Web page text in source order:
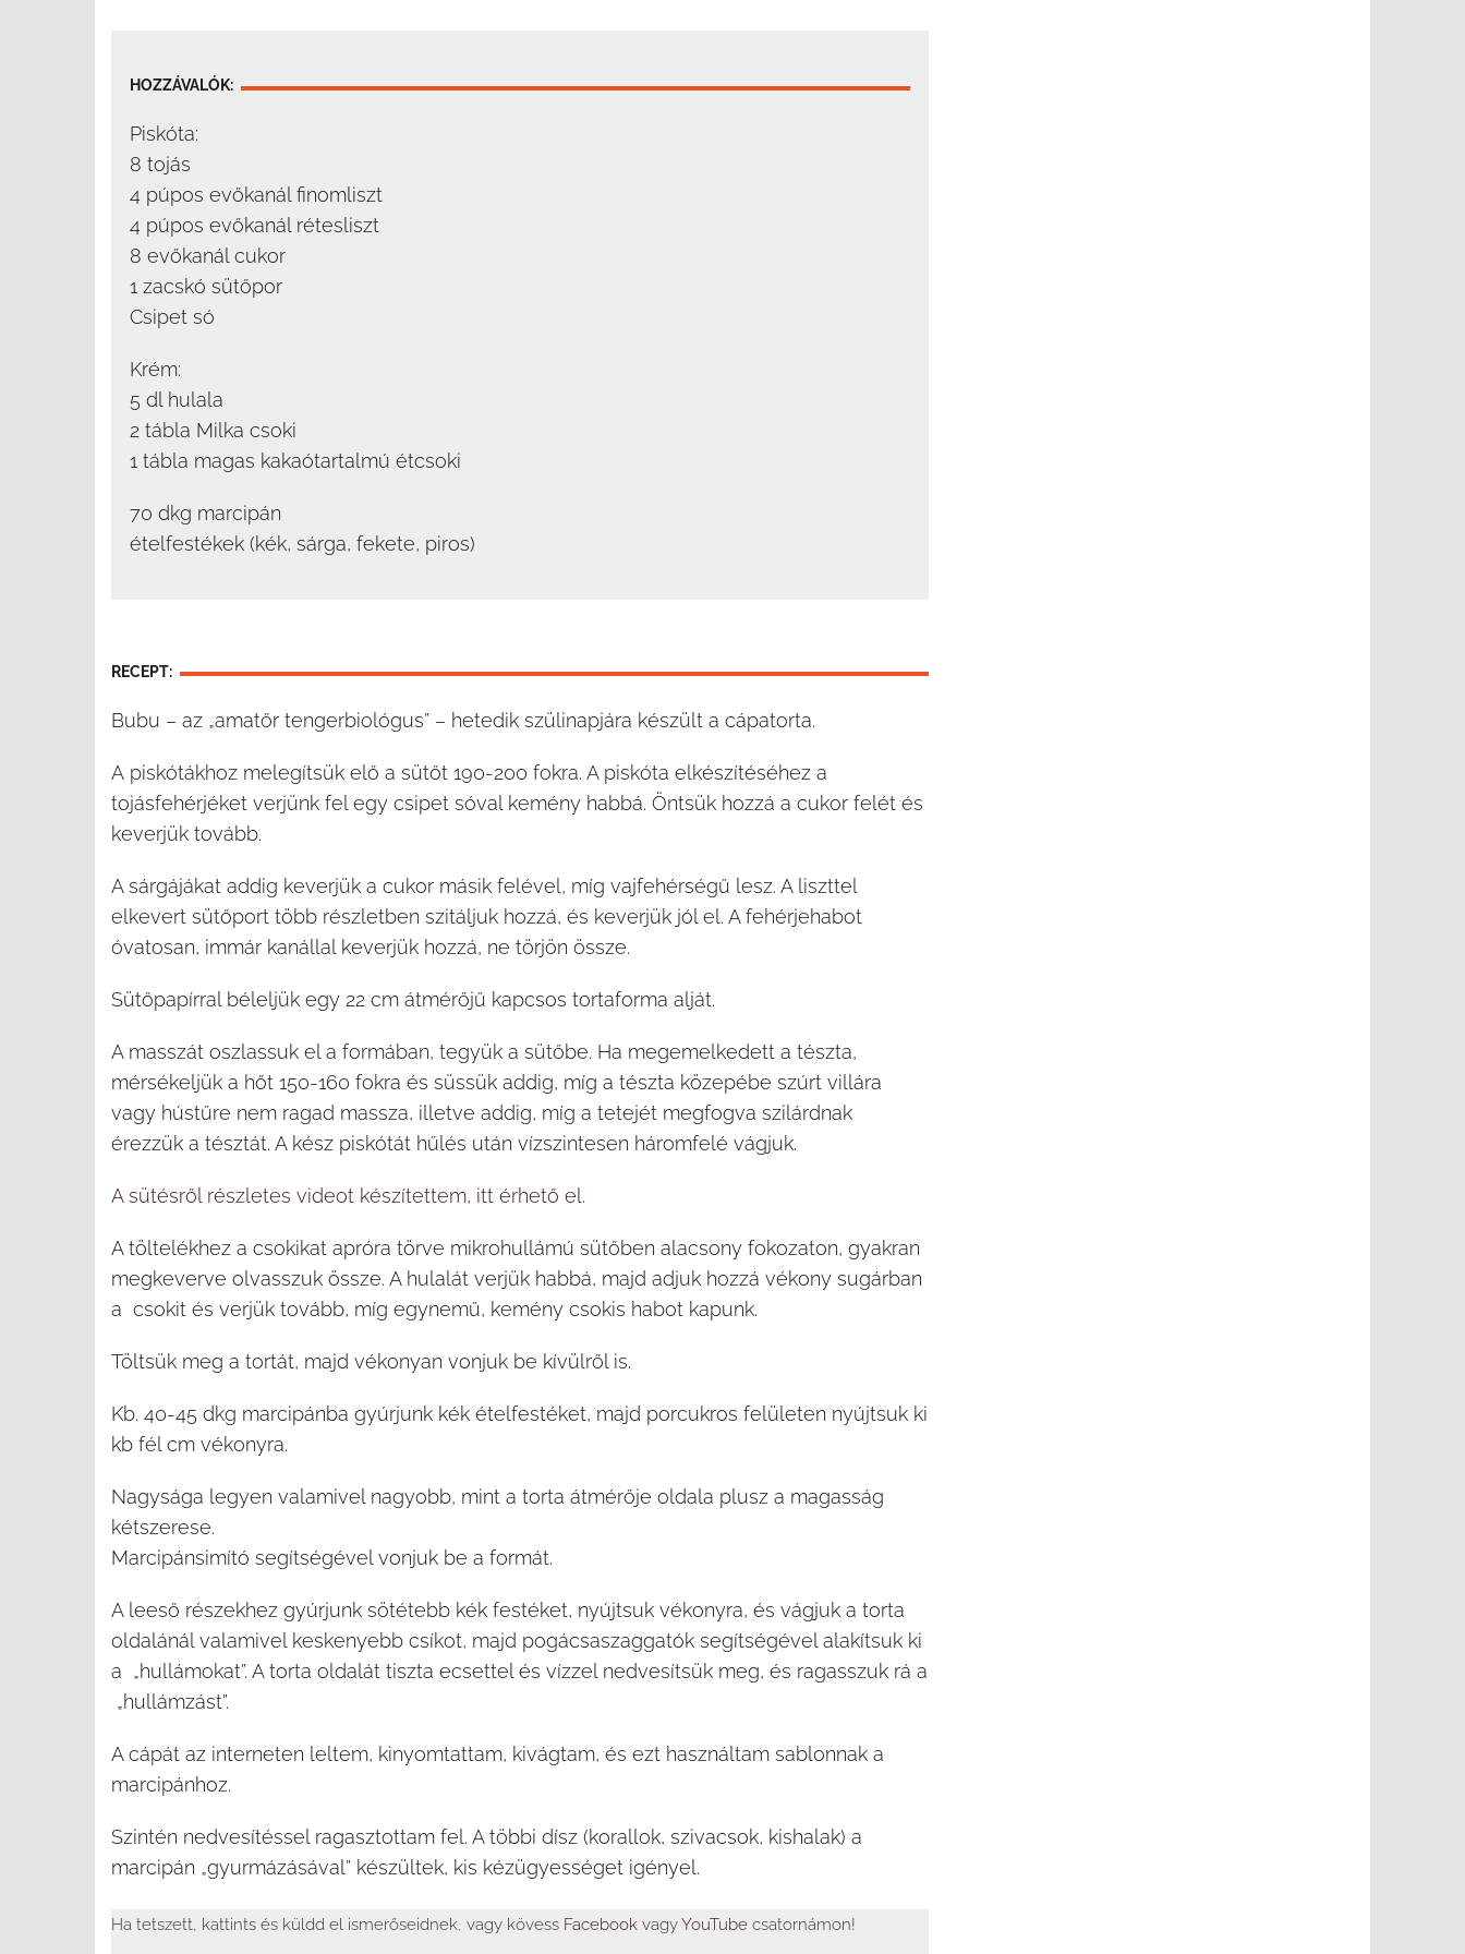
HOZZÁVALÓK:
Piskóta:
8 tojás
4 púpos evőkanál finomliszt
4 púpos evőkanál rétesliszt
8 evőkanál cukor
1 zacskó sütőpor
Csipet só
Krém:
5 dl hulala
2 tábla Milka csoki
1 tábla magas kakaótartalmú étcsoki
70 dkg marcipán
ételfestékek (kék, sárga, fekete, piros)
RECEPT:
Bubu – az „amatőr tengerbiológus” – hetedik szülinapjára készült a cápatorta.
A piskótákhoz melegítsük elő a sütőt 190-200 fokra. A piskóta elkészítéséhez a
tojásfehérjéket verjünk fel egy csipet sóval kemény habbá. Öntsük hozzá a cukor felét és
keverjük tovább.
A sárgájákat addig keverjük a cukor másik felével, míg vajfehérségű lesz. A liszttel
elkevert sütőport több részletben szitáljuk hozzá, és keverjük jól el. A fehérjehabot
óvatosan, immár kanállal keverjük hozzá, ne törjön össze.
Sütőpapírral béleljük egy 22 cm átmérőjű kapcsos tortaforma alját.
A masszát oszlassuk el a formában, tegyük a sütőbe. Ha megemelkedett a tészta,
mérsékeljük a hőt 150-160 fokra és süssük addig, míg a tészta közepébe szúrt villára
vagy hústűre nem ragad massza, illetve addig, míg a tetejét megfogva szilárdnak
érezzük a tésztát. A kész piskótát hűlés után vízszintesen háromfelé vágjuk.
A sütésről részletes videot készítettem, itt érhető el.
A töltelékhez a csokikat apróra törve mikrohullámú sütőben alacsony fokozaton, gyakran
megkeverve olvasszuk össze. A hulalát verjük habbá, majd adjuk hozzá vékony sugárban
a csokit és verjük tovább, míg egynemű, kemény csokis habot kapunk.
Töltsük meg a tortát, majd vékonyan vonjuk be kívülről is.
Kb. 40-45 dkg marcipánba gyúrjunk kék ételfestéket, majd porcukros felületen nyújtsuk ki
kb fél cm vékonyra.
Nagysága legyen valamivel nagyobb, mint a torta átmérője oldala plusz a magasság
kétszerese.
Marcipánsimító segítségével vonjuk be a formát.
A leeső részekhez gyúrjunk sötétebb kék festéket, nyújtsuk vékonyra, és vágjuk a torta
oldalánál valamivel keskenyebb csíkot, majd pogácsaszaggatók segítségével alakítsuk ki
a „hullámokat”. A torta oldalát tiszta ecsettel és vízzel nedvesítsük meg, és ragasszuk rá a
„hullámzást”.
A cápát az interneten leltem, kinyomtattam, kivágtam, és ezt használtam sablonnak a
marcipánhoz.
Szintén nedvesítéssel ragasztottam fel. A többi dísz (korallok, szivacsok, kishalak) a
marcipán „gyurmázásával” készültek, kis kézügyességet igényel.
Ha tetszett, kattints és küldd el ismerőseidnek, vagy kövess Facebook vagyYouTube csatornámon!